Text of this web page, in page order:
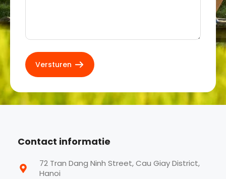
Contact informatie
72 Tran Dang Ninh Street, Cau Giay District,
Hanoi